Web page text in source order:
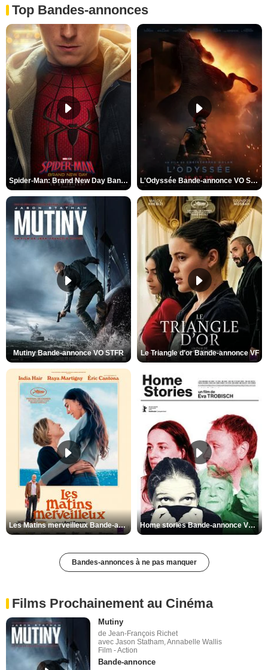
Top Bandes-annonces
Spider-Man: Brand New Day Bande-annonce VO STFR L'Odyssée Bande-annonce VO STFR
Mutiny Bande-annonce VO STFR Le Triangle d'or Bande-annonce VF
Les Matins merveilleux Bande-annonce VF Home stories Bande-annonce VO STFR
Bandes-annonces à ne pas manquer
Films Prochainement au Cinéma
Mutiny
de Jean-François Richet
avec Jason Statham, Annabelle Wallis
Film - Action
Bande-annonce